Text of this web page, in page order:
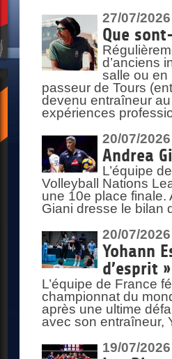
27/07/2026
Que
d’anciens
salle ou en
passeur de Tours
devenu entraîneur
expériences
20/07/2026
Andrea
L’équipe
Volleyball Nations
une 10e place finale.
Giani dresse le bilan
20/07/2026
Yohann
d’esprit »
L’équipe de France
championnat du
après une ultime
avec son entraîneur,
19/07/2026